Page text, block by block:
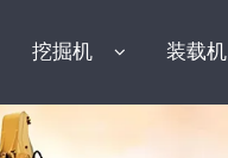
挖掘机 装载机